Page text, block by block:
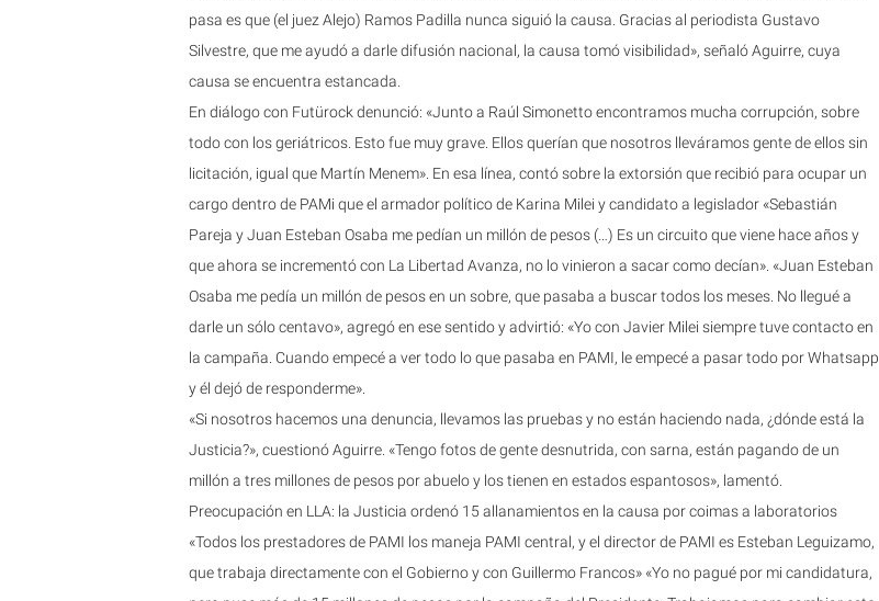
pasa es que (el juez Alejo) Ramos Padilla nunca siguió la causa. Gracias al periodista Gustavo
Silvestre, que me ayudó a darle difusión nacional, la causa tomó visibilidad», señaló Aguirre, cuya
causa se encuentra estancada.
En diálogo con Futürock denunció: «Junto a Raúl Simonetto encontramos mucha corrupción, sobre
todo con los geriátricos. Esto fue muy grave. Ellos querían que nosotros lleváramos gente de ellos sin
licitación, igual que Martín Menem». En esa línea, contó sobre la extorsión que recibió para ocupar un
cargo dentro de PAMi que el armador político de Karina Milei y candidato a legislador «Sebastián
Pareja y Juan Esteban Osaba me pedían un millón de pesos (…) Es un circuito que viene hace años y
que ahora se incrementó con La Libertad Avanza, no lo vinieron a sacar como decían». «Juan Esteban
Osaba me pedía un millón de pesos en un sobre, que pasaba a buscar todos los meses. No llegué a
darle un sólo centavo», agregó en ese sentido y advirtió: «Yo con Javier Milei siempre tuve contacto en
la campaña. Cuando empecé a ver todo lo que pasaba en PAMI, le empecé a pasar todo por Whatsapp
y él dejó de responderme».
«Si nosotros hacemos una denuncia, llevamos las pruebas y no están haciendo nada, ¿dónde está la
Justicia?», cuestionó Aguirre. «Tengo fotos de gente desnutrida, con sarna, están pagando de un
millón a tres millones de pesos por abuelo y los tienen en estados espantosos», lamentó.
Preocupación en LLA: la Justicia ordenó 15 allanamientos en la causa por coimas a laboratorios
«Todos los prestadores de PAMI los maneja PAMI central, y el director de PAMI es Esteban Leguizamo,
que trabaja directamente con el Gobierno y con Guillermo Francos» «Yo no pagué por mi candidatura,